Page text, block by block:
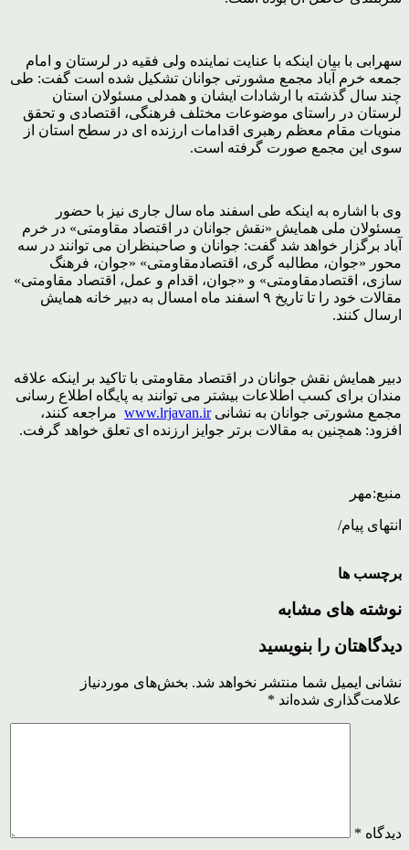
سهرابی با بیان اینکه با عنایت نماینده ولی فقیه در لرستان و امام
جمعه خرم آباد مجمع مشورتی جوانان تشکیل شده است گفت: طی
چند سال گذشته با ارشادات ایشان و همدلی مسئولان استان
لرستان در راستای موضوعات مختلف فرهنگی، اقتصادی و تحقق
منویات مقام معظم رهبری اقدامات ارزنده ای در سطح استان از
سوی این مجمع صورت گرفته است.
وی با اشاره به اینکه طی اسفند ماه سال جاری نیز با حضور
مسئولان ملی همایش «نقش جوانان در اقتصاد مقاومتی» در خرم
آباد برگزار خواهد شد گفت: جوانان و صاحبنظران می توانند در سه
محور «جوان، مطالبه گری، اقتصادمقاومتی» «جوان، فرهنگ
سازی، اقتصادمقاومتی» و «جوان، اقدام و عمل، اقتصاد مقاومتی»
مقالات خود را تا تاریخ ۹ اسفند ماه امسال به دبیر خانه همایش
ارسال کنند.
دبیر همایش نقش جوانان در اقتصاد مقاومتی با تاکید بر اینکه علاقه
مندان برای کسب اطلاعات بیشتر می توانند به پایگاه اطلاع رسانی
مجمع مشورتی جوانان به نشانیwww.lrjavan.ir مراجعه کنند،
افزود: همچنین به مقالات برتر جوایز ارزنده ای تعلق خواهد گرفت.
منبع:مهر
انتهای پیام/
برچسب ها
نوشته های مشابه
دیدگاهتان را بنویسید
نشانی ایمیل شما منتشر نخواهد شد. بخش‌های موردنیاز
علامت‌گذاری شده‌اند *
دیدگاه *